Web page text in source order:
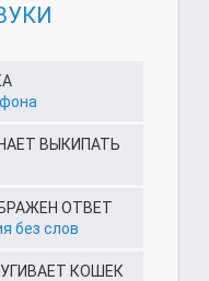
ВЫКИПАТЬ
ОТВЕТ
без слов
КОШЕК